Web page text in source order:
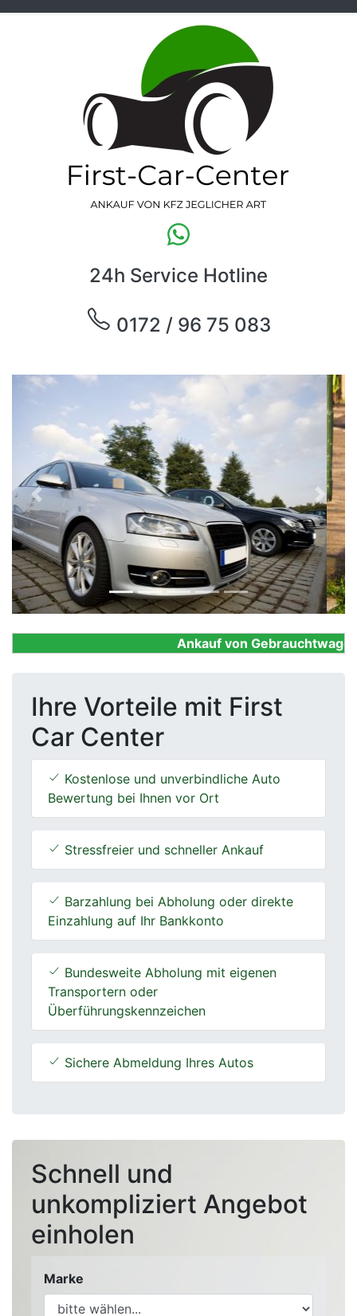
24h Service Hotline
0172 / 96 75 083
Previous Next
Ankauf von
Ihre Vorteile mit First
Car Center
Kostenlose und unverbindliche Auto
Bewertung bei Ihnen vor Ort
Stressfreier und schneller Ankauf
Barzahlung bei Abholung oder direkte
Einzahlung auf Ihr Bankkonto
Bundesweite Abholung mit eigenen
Transportern oder
Überführungskennzeichen
Sichere Abmeldung Ihres Autos
Schnell und
unkompliziert Angebot
einholen
Marke